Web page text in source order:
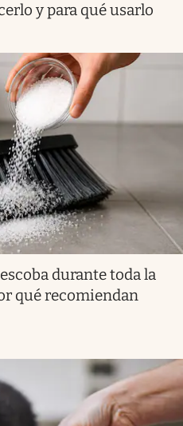
y para qué usarlo
durante toda la
qué recomiendan